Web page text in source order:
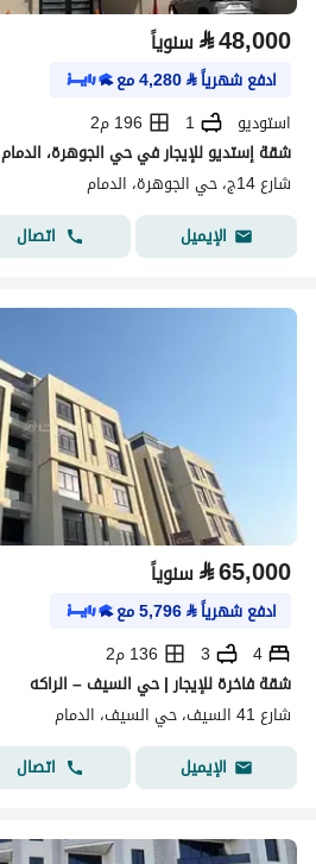
⃁48,000 سنوياً
ادفع شهرياً⃁
4,280مع
استوديو
1
196 م2
شقة إستديو للإيجار في حي الجوهرة، الدمام
شارع 14ج، حي الجوهرة، الدمام
الإيميل
اتصال
⃁65,000 سنوياً
ادفع شهرياً⃁
5,796مع
4
3
136 م2
شقة فاخرة للإيجار | حي السيف – الراكه
شارع 41 السيف، حي السيف، الدمام
الإيميل
اتصال